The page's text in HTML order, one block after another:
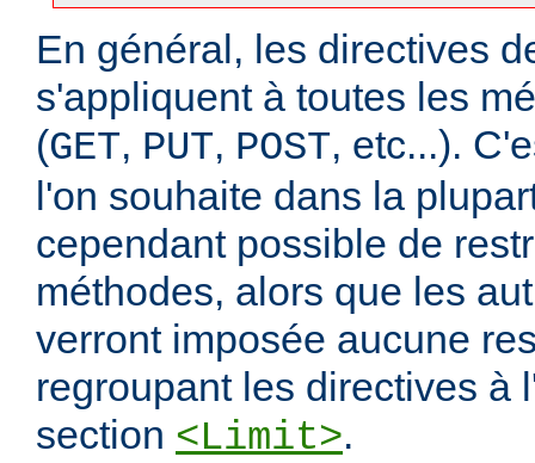
En général, les directives
s'appliquent à toutes les
(GET, PUT, POST, etc...).
l'on souhaite dans la
cependant possible de
méthodes, alors que les
verront imposée aucune
regroupant les directives à
section <Limit>.